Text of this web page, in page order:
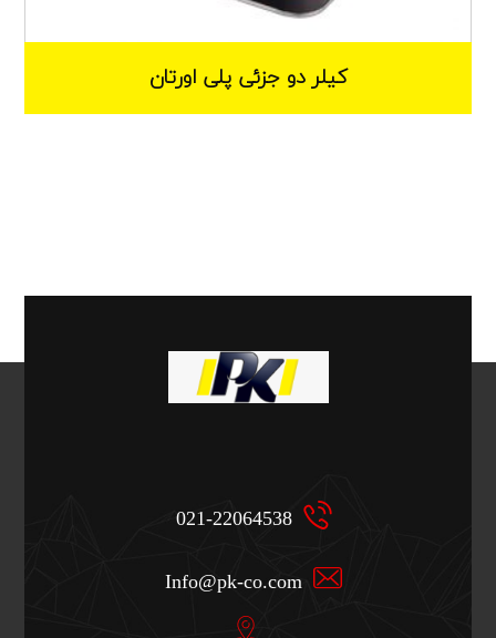
کیلر دو جزئی پلی اورتان
021-22064538
Info@pk-co.com